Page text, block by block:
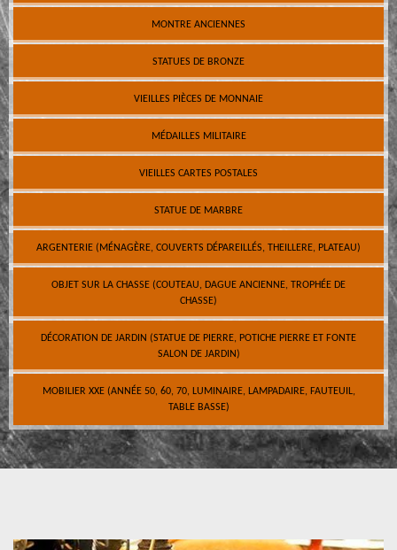
MONTRE ANCIENNES
STATUES DE BRONZE
VIEILLES PIÈCES DE MONNAIE
MÉDAILLES MILITAIRE
VIEILLES CARTES POSTALES
STATUE DE MARBRE
ARGENTERIE (MÉNAGÈRE, COUVERTS DÉPAREILLÉS, THEILLERE, PLATEAU)
OBJET SUR LA CHASSE (COUTEAU, DAGUE ANCIENNE, TROPHÉE DE
CHASSE)
DÉCORATION DE JARDIN (STATUE DE PIERRE, POTICHE PIERRE ET FONTE
SALON DE JARDIN)
MOBILIER XXE (ANNÉE 50, 60, 70, LUMINAIRE, LAMPADAIRE, FAUTEUIL,
TABLE BASSE)